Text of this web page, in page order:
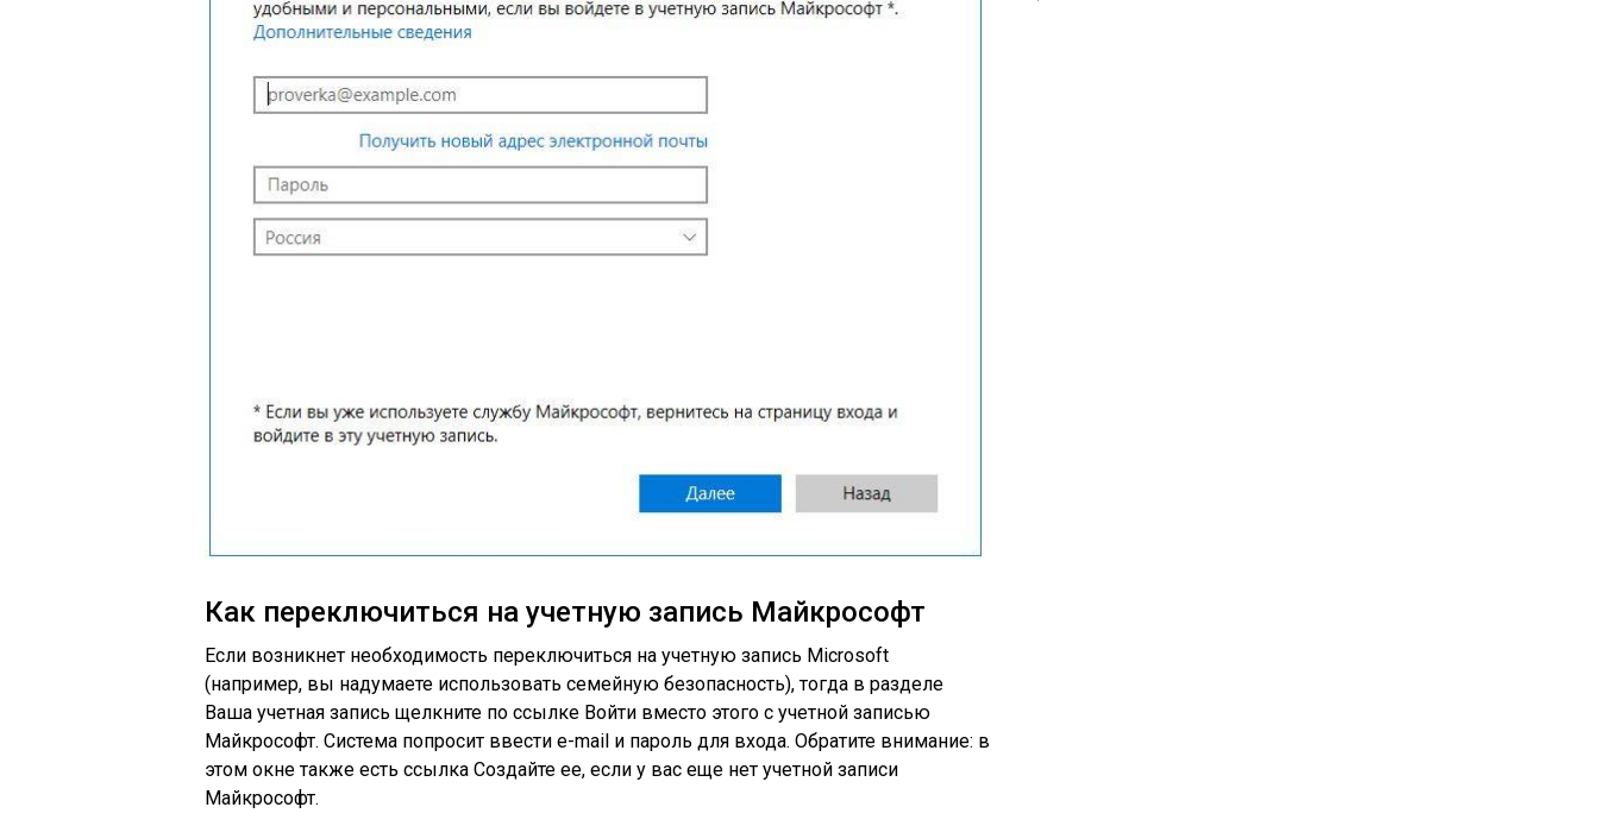
Как переключиться на учетную запись Майкрософт
Если возникнет необходимость переключиться на учетную запись Microsoft
(например, вы надумаете использовать семейную безопасность), тогда в разделе
Ваша учетная запись щелкните по ссылке Войти вместо этого с учетной записью
Майкрософт. Система попросит ввести e-mail и пароль для входа. Обратите внимание: в
этом окне также есть ссылка Создайте ее, если у вас еще нет учетной записи
Майкрософт.